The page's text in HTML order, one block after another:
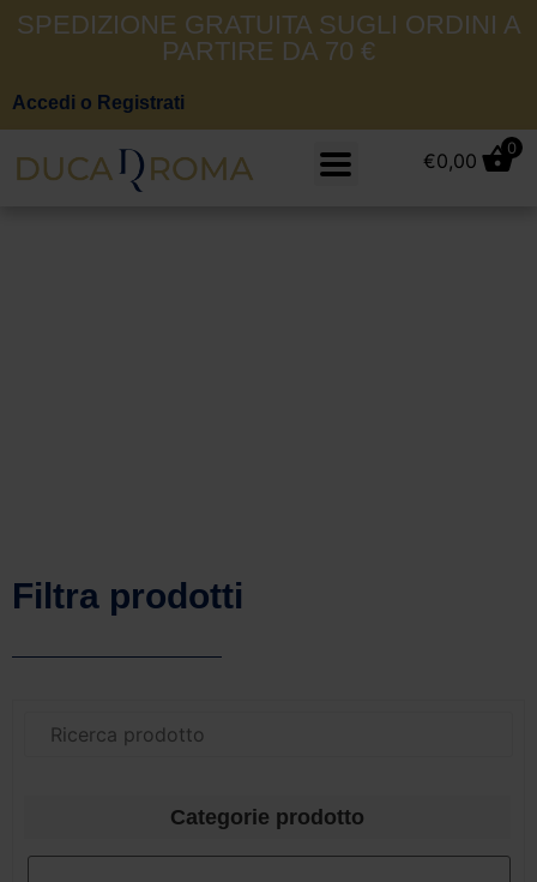
SPEDIZIONE GRATUITA SUGLI ORDINI A
PARTIRE DA 70 €
Accedi o Registrati
€0,00
0
Filtra prodotti
Categorie prodotto